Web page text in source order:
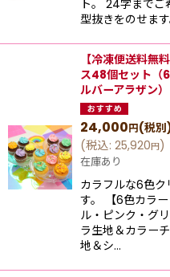
ト。 24字まで
型抜きをのせま
【冷凍便送料無
ス48個セット（
ルバーアラザン）
24,000円(税
(税込: 25,920円)
在庫あり
カラフルな6色
す。 【6色カラ
ル・ピンク・グ
ラ生地＆カラー
地＆シ…